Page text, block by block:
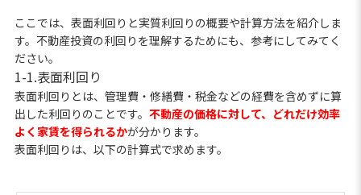
ここでは、表面利回りと実質利回りの概要や計算方法を紹介しま
す。不動産投資の利回りを理解するためにも、参考にしてみてく
ださい。
1-1.表面利回り
表面利回りとは、管理費・修繕費・税金などの経費を含めずに算
出した利回りのことです。 不動産の価格に対して、どれだけ効率
よく家賃を得られるかが分かります。
表面利回りは、以下の計算式で求めます。